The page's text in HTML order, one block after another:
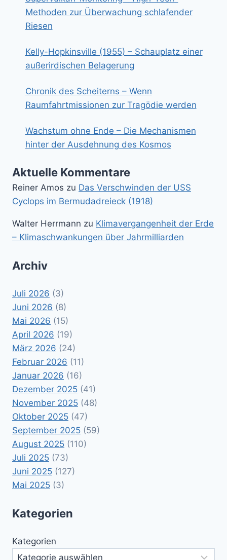
Methoden zur Überwachung schlafender
Riesen
Kelly-Hopkinsville (1955) – Schauplatz einer
außerirdischen Belagerung
Chronik des Scheiterns – Wenn
Raumfahrtmissionen zur Tragödie werden
Wachstum ohne Ende – Die Mechanismen
hinter der Ausdehnung des Kosmos
Aktuelle Kommentare
Reiner Amos zu Das Verschwinden der USS
Cyclops im Bermudadreieck (1918)
Walter Herrmann zu Klimavergangenheit der Erde
– Klimaschwankungen über Jahrmilliarden
Archiv
Juli 2026 (3)
Juni 2026 (8)
Mai 2026 (15)
April 2026 (19)
März 2026 (24)
Februar 2026 (11)
Januar 2026 (16)
Dezember 2025 (41)
November 2025 (48)
Oktober 2025 (47)
September 2025 (59)
August 2025 (110)
Juli 2025 (73)
Juni 2025 (127)
Mai 2025 (3)
Kategorien
Kategorien